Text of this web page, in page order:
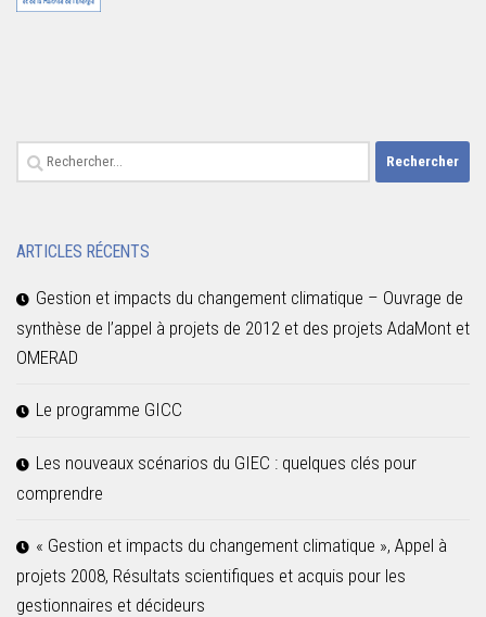
Rechercher :
ARTICLES RÉCENTS
Gestion et impacts du changement climatique – Ouvrage de
synthèse de l’appel à projets de 2012 et des projets AdaMont et
OMERAD
Le programme GICC
Les nouveaux scénarios du GIEC : quelques clés pour
comprendre
« Gestion et impacts du changement climatique », Appel à
projets 2008, Résultats scientifiques et acquis pour les
gestionnaires et décideurs